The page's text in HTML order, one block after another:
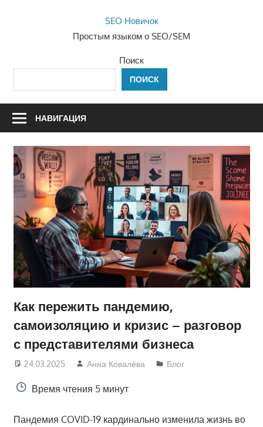
SEO Новичок
Простым языком о SEO/SEM
Поиск
ПОИСК
НАВИГАЦИЯ
Как пережить пандемию,
самоизоляцию и кризис – разговор
с представителями бизнеса
24.03.2025 Анна Ковалёва Блог
Время чтения 5 минут
Пандемия COVID-19 кардинально изменила жизнь во